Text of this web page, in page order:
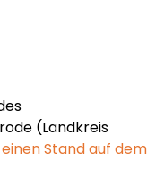
(Landkreis
Stand auf dem